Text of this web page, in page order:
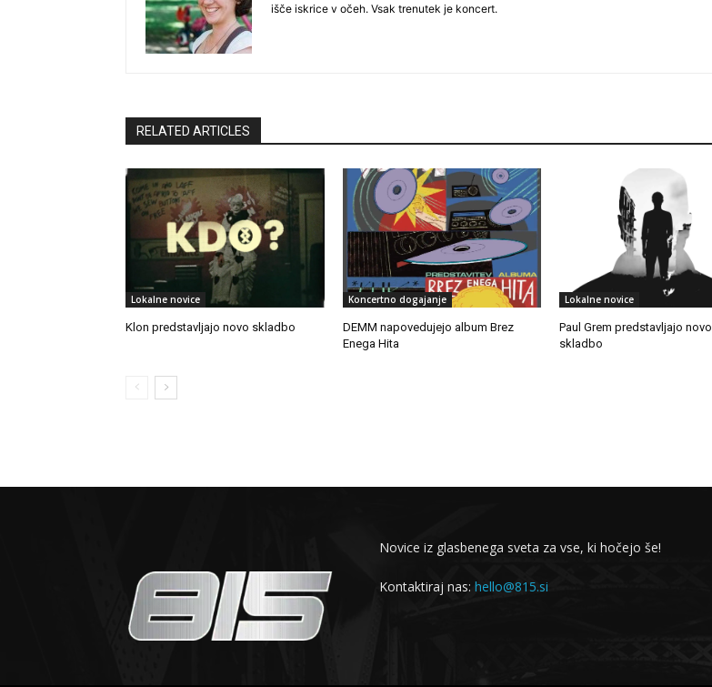
išče iskrice v očeh. Vsak trenutek je koncert.
RELATED ARTICLES
Lokalne novice
Klon predstavljajo novo skladbo
Koncertno dogajanje
DEMM napovedujejo album Brez
Enega Hita
Lokalne novice
Paul Grem predstavljajo novo
skladbo
Novice iz glasbenega sveta za vse, ki hočejo še!
Kontaktiraj nas: hello@815.si